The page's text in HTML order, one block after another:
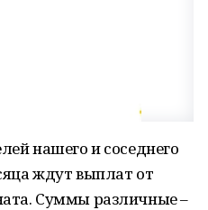
нашего и соседнего
ждут выплат от
Суммы различные –